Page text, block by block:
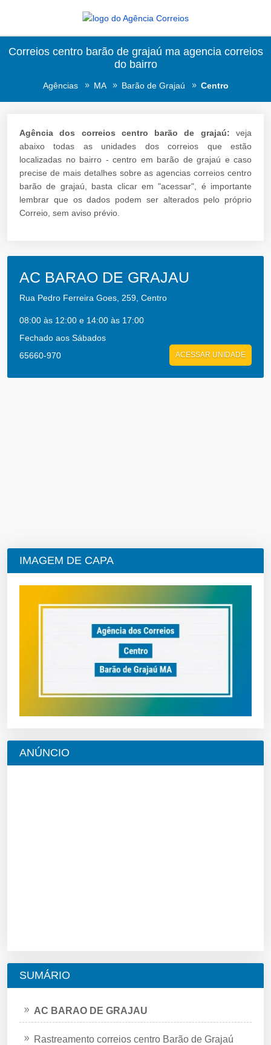
Correios centro barão de grajaú ma agencia correios
do bairro
Agências MA Barão de Grajaú Centro
Agência dos correios centro barão de grajaú: veja
abaixo todas as unidades dos correios que estão
localizadas no bairro - centro em barão de grajaú e caso
precise de mais detalhes sobre as agencias correios centro
barão de grajaú, basta clicar em "acessar", é importante
lembrar que os dados podem ser alterados pelo próprio
Correio, sem aviso prévio.
AC BARAO DE GRAJAU
Rua Pedro Ferreira Goes, 259, Centro
08:00 às 12:00 e 14:00 às 17:00
Fechado aos Sábados
65660-970
ACESSAR UNIDADE
IMAGEM DE CAPA
ANÚNCIO
SUMÁRIO
AC BARAO DE GRAJAU
Rastreamento correios centro Barão de Grajaú